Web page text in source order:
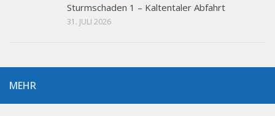
Sturmschaden 1 – Kaltentaler Abfahrt
31. JULI 2026
MEHR